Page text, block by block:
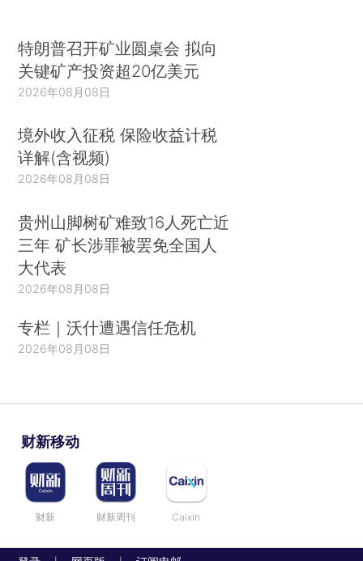
特朗普召开矿业圆桌会 拟向
关键矿产投资超20亿美元
2026年08月08日
境外收入征税 保险收益计税
详解(含视频)
2026年08月08日
贵州山脚树矿难致16人死亡近
三年 矿长涉罪被罢免全国人
大代表
2026年08月08日
专栏｜沃什遭遇信任危机
2026年08月08日
财新移动
财新 财新周刊 Caixin